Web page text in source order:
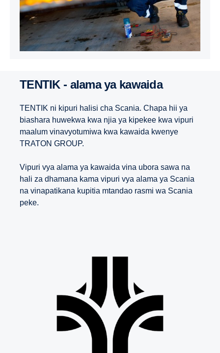
TENTIK - alama ya kawaida
TENTIK ni kipuri halisi cha Scania. Chapa hii ya
biashara huwekwa kwa njia ya kipekee kwa vipuri
maalum vinavyotumiwa kwa kawaida kwenye
TRATON GROUP.
Vipuri vya alama ya kawaida vina ubora sawa na
hali za dhamana kama vipuri vya alama ya Scania
na vinapatikana kupitia mtandao rasmi wa Scania
peke.